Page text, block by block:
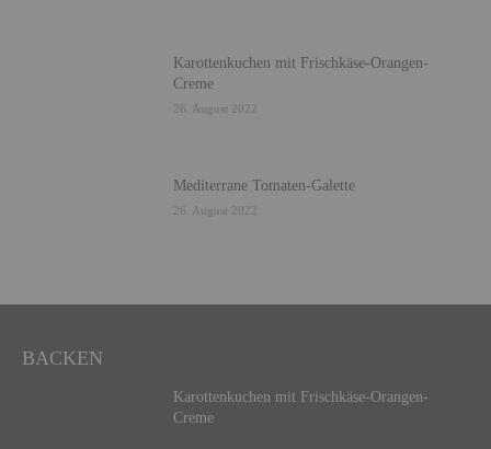
Karottenkuchen mit Frischkäse-Orangen-
Creme
26. August 2022
Mediterrane Tomaten-Galette
26. August 2022
BACKEN
Karottenkuchen mit Frischkäse-Orangen-
Creme